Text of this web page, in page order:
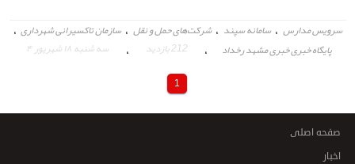
سرویس مدارس ، سامانه سپند ، شرکت‌های حمل و نقل ، سازمان تاکسیرانی شهرداری ،
پایگاه خبری خبری مشهد رخداد ، 212 بازدید ،
سه شنبه ۱۸ شهریور ۴
1
صفحه اصلی
اخبار